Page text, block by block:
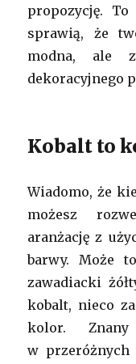
propozycję. To
sprawią, że
modna, ale
dekoracyjnego
Kobalt to
Wiadomo, że
możesz
aranżację z
barwy. Może
zawadiacki
kobalt, nieco
kolor.
w przeróżnych